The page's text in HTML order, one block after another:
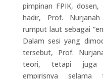
pimpinan FPIK,
hadir, Prof.
rumput laut sebagai
Dalam sesi yang
tersebut, Prof.
teori, tetapi juga
empirisnya selama